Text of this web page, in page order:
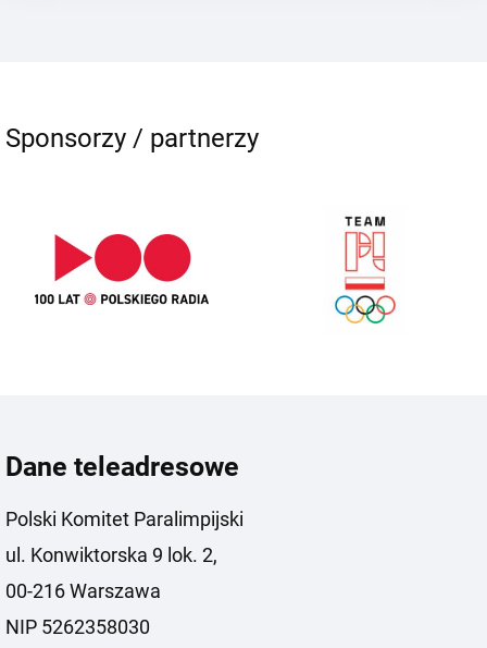
Sponsorzy / partnerzy
Dane teleadresowe
Polski Komitet Paralimpijski
ul. Konwiktorska 9 lok. 2,
00-216 Warszawa
NIP 5262358030